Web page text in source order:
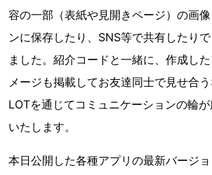
容の一部（表紙や見開きページ）の画
ンに保存したり、SNS等で共有したり
ました。紹介コードと一緒に、作成し
メージも掲載してお友達同士で見せ合
LOTを通じてコミュニケーションの輪
いたします。
本日公開した各種アプリの最新バージ